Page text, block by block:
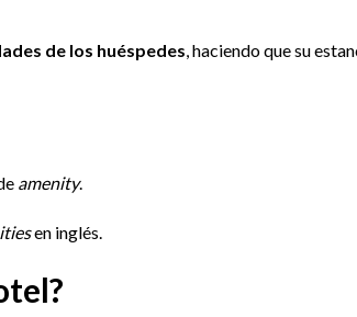
de los huéspedes, haciendo que su
amenity.
en inglés.